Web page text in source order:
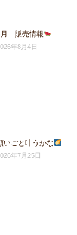
販売情報
年8月4日
いごと叶うかな
年7月25日